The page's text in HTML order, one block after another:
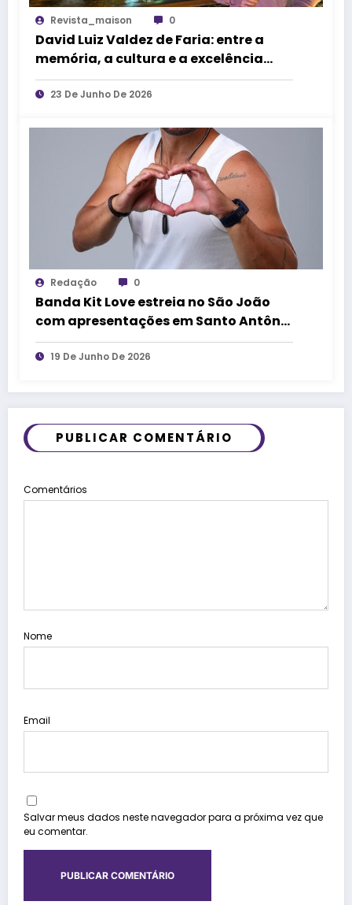
Revista_maison 0
David Luiz Valdez de Faria: entre a
memória, a cultura e a excelência
profissional
23 De Junho De 2026
Redação 0
Banda Kit Love estreia no São João
com apresentações em Santo Antônio
de Jesus e no Pelourinho
19 De Junho De 2026
PUBLICAR COMENTÁRIO
Comentários
Nome
Email
Salvar meus dados neste navegador para a próxima vez que
eu comentar.